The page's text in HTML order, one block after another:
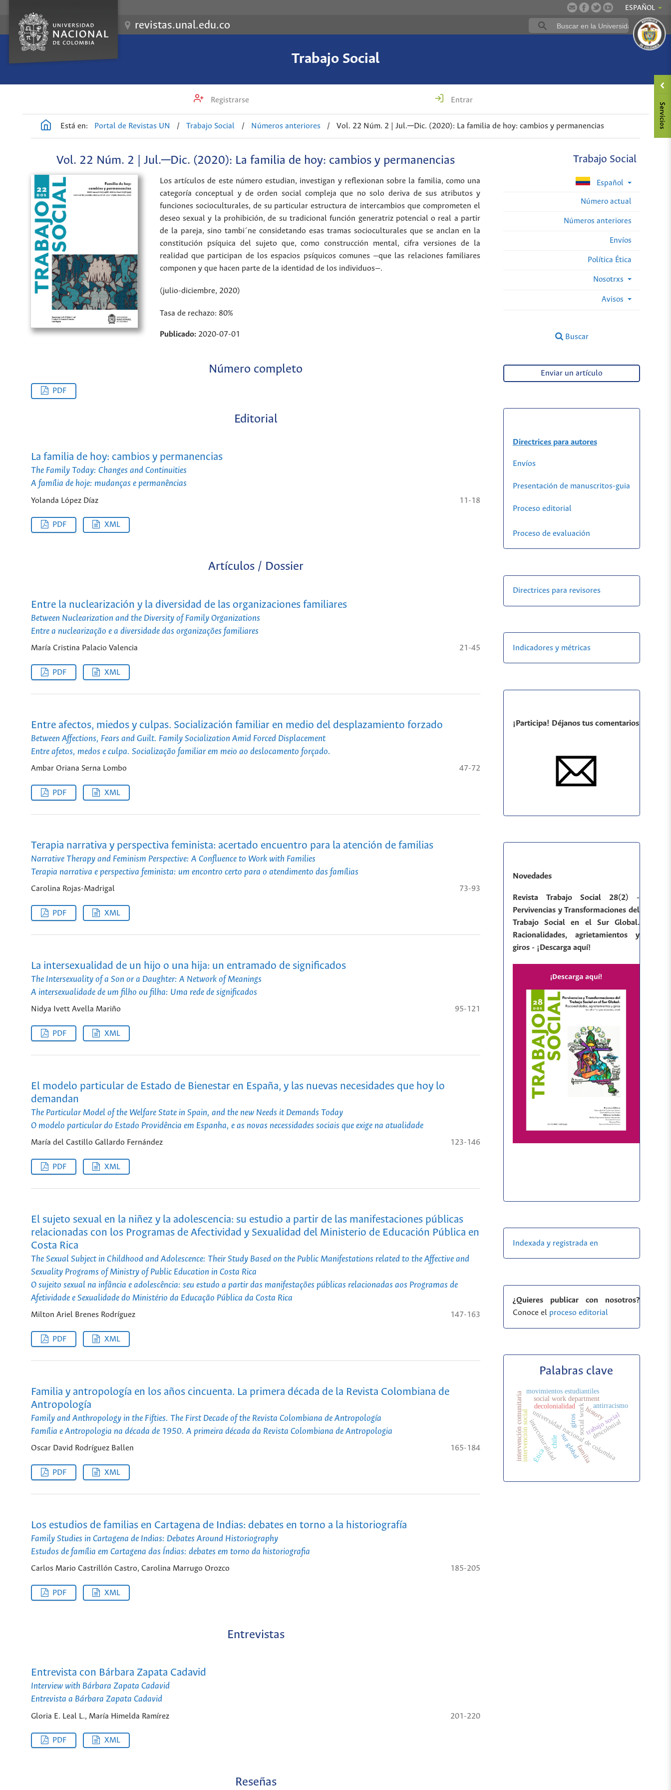
ESPAÑOL
revistas.unal.edu.co
Trabajo Social
Registrarse Entrar
Está en: Portal de Revistas UN / Trabajo Social / Números anteriores / Vol. 22 Núm. 2 | Jul.─Dic. (2020): La familia de hoy: cambios y permanencias
Trabajo Social
Español
Número actual
Números anteriores
Envíos
Política Ética
Nosotrxs
Avisos
Buscar
Vol. 22 Núm. 2 | Jul.─Dic. (2020): La familia de hoy: cambios y permanencias
Los artículos de este número estudian, investigan y reflexionan sobre la familia, como una
categoría conceptual y de orden social compleja que no solo deriva de sus atributos y
funciones socioculturales, de su particular estructura de intercambios que comprometen el
deseo sexual y la prohibición, de su tradicional función generatriz potencial o real a partir
de la pareja, sino tambi´ne considetando esas tramas socioculturales que se anclan en la
constitución psíquica del sujeto que, como construcción mental, cifra versiones de la
realidad que participan de los espacios psíquicos comunes —que las relaciones familiares
componen y que hacen parte de la identidad de los individuos—.
(julio-diciembre, 2020)
Tasa de rechazo: 80%
Publicado: 2020-07-01
Número completo
PDF
Editorial
La familia de hoy: cambios y permanencias
The Family Today: Changes and Continuities
A família de hoje: mudanças e permanências
Yolanda López Díaz 11-18
PDF XML
Artículos / Dossier
Entre la nuclearización y la diversidad de las organizaciones familiares
Between Nuclearization and the Diversity of Family Organizations
Entre a nuclearização e a diversidade das organizações familiares
María Cristina Palacio Valencia 21-45
PDF XML
Entre afectos, miedos y culpas. Socialización familiar en medio del desplazamiento forzado
Between Affections, Fears and Guilt. Family Socialization Amid Forced Displacement
Entre afetos, medos e culpa. Socialização familiar em meio ao deslocamento forçado.
Ambar Oriana Serna Lombo 47-72
PDF XML
Terapia narrativa y perspectiva feminista: acertado encuentro para la atención de familias
Narrative Therapy and Feminism Perspective: A Confluence to Work with Families
Terapia narrativa e perspectiva feminista: um encontro certo para o atendimento das famílias
Carolina Rojas-Madrigal 73-93
PDF XML
La intersexualidad de un hijo o una hija: un entramado de significados
The Intersexuality of a Son or a Daughter: A Network of Meanings
A intersexualidade de um filho ou filha: Uma rede de significados
Nidya Ivett Avella Mariño 95-121
PDF XML
El modelo particular de Estado de Bienestar en España, y las nuevas necesidades que hoy lo
demandan
The Particular Model of the Welfare State in Spain, and the new Needs it Demands Today
O modelo particular do Estado Providência em Espanha, e as novas necessidades sociais que exige na atualidade
María del Castillo Gallardo Fernández 123-146
PDF XML
El sujeto sexual en la niñez y la adolescencia: su estudio a partir de las manifestaciones públicas
relacionadas con los Programas de Afectividad y Sexualidad del Ministerio de Educación Pública en
Costa Rica
The Sexual Subject in Childhood and Adolescence: Their Study Based on the Public Manifestations related to the Affective and
Sexuality Programs of Ministry of Public Education in Costa Rica
O sujeito sexual na infância e adolescência: seu estudo a partir das manifestações públicas relacionadas aos Programas de
Afetividade e Sexualidade do Ministério da Educação Pública da Costa Rica
Milton Ariel Brenes Rodríguez 147-163
PDF XML
Familia y antropología en los años cincuenta. La primera década de la Revista Colombiana de
Antropología
Family and Anthropology in the Fifties. The First Decade of the Revista Colombiana de Antropología
Família e Antropologia na década de 1950. A primeira década da Revista Colombiana de Antropologia
Oscar David Rodríguez Ballen 165-184
PDF XML
Los estudios de familias en Cartagena de Indias: debates en torno a la historiografía
Family Studies in Cartagena de Indias: Debates Around Historiography
Estudos de família em Cartagena das Índias: debates em torno da historiografia
Carlos Mario Castrillón Castro, Carolina Marrugo Orozco 185-205
PDF XML
Entrevistas
Entrevista con Bárbara Zapata Cadavid
Interview with Bárbara Zapata Cadavid
Entrevista a Bárbara Zapata Cadavid
Gloria E. Leal L., María Himelda Ramírez 201-220
PDF XML
Reseñas
Enviar un artículo
Directrices para autores
Envíos
Presentación de manuscritos-guia
Proceso editorial
Proceso de evaluación
Directrices para revisores
Indicadores y métricas
¡Participa! Déjanos tus comentarios
Novedades
Revista Trabajo Social 28(2) -
Pervivencias y Transformaciones del
Trabajo Social en el Sur Global.
Racionalidades, agrietamientos y
giros - ¡Descarga aquí!
Indexada y registrada en
¿Quieres publicar con nosotros?
Conoce el proceso editorial
Palabras clave
social workhistory
social work department
universidad nacional de colombia
trabajo social
descolonial
sur global
interculturalidad
decolonialidad
giros
movimientos estudiantiles
chile
intervención comunitaria antirracismo
Ética
intervención social familia